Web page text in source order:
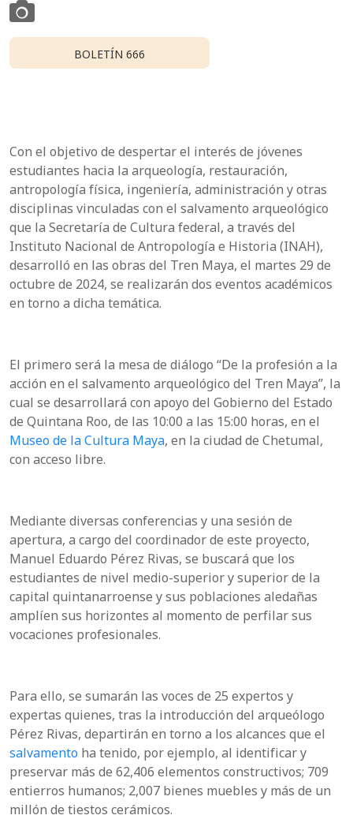
BOLETÍN 666
Con el objetivo de despertar el interés de jóvenes
estudiantes hacia la arqueología, restauración,
antropología física, ingeniería, administración y otras
disciplinas vinculadas con el salvamento arqueológico
que la Secretaría de Cultura federal, a través del
Instituto Nacional de Antropología e Historia (INAH),
desarrolló en las obras del Tren Maya, el martes 29 de
octubre de 2024, se realizarán dos eventos académicos
en torno a dicha temática.
El primero será la mesa de diálogo “De la profesión a la
acción en el salvamento arqueológico del Tren Maya”, la
cual se desarrollará con apoyo del Gobierno del Estado
de Quintana Roo, de las 10:00 a las 15:00 horas, en el
Museo de la Cultura Maya, en la ciudad de Chetumal,
con acceso libre.
Mediante diversas conferencias y una sesión de
apertura, a cargo del coordinador de este proyecto,
Manuel Eduardo Pérez Rivas, se buscará que los
estudiantes de nivel medio-superior y superior de la
capital quintanarroense y sus poblaciones aledañas
amplíen sus horizontes al momento de perfilar sus
vocaciones profesionales.
Para ello, se sumarán las voces de 25 expertos y
expertas quienes, tras la introducción del arqueólogo
Pérez Rivas, departirán en torno a los alcances que el
salvamento ha tenido, por ejemplo, al identificar y
preservar más de 62,406 elementos constructivos; 709
entierros humanos; 2,007 bienes muebles y más de un
millón de tiestos cerámicos.